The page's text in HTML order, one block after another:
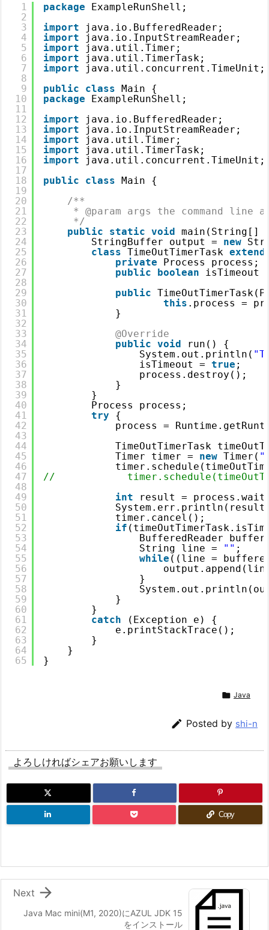
1
2
3
4
5
6
7
8
9
10
11
12
13
14
15
16
17
18
19
20
21
22
23
24
25
26
27
28
29
30
31
32
33
34
35
36
37
38
39
40
41
42
43
44
45
46
47
48
49
50
51
52
53
54
55
56
57
58
59
60
61
62
63
64
65
package
ExampleRunShell;
import
java.io.BufferedReader;
import
java.io.InputStreamReader;
import
java.util.Timer;
import
java.util.TimerTask;
import
java.util.concurrent.TimeUnit;
public
class Main {
package
ExampleRunShell;
import
java.io.BufferedReader;
import
java.io.InputStreamReader;
import
java.util.Timer;
import
java.util.TimerTask;
import
java.util.concurrent.TimeUnit;
public
class Main {
/**
* @param args the command line
*/
public
static void main(String[]
StringBuffer output = new
class TimeOutTimerTask
private
Process process;
public
boolean
isTimeout
public
this .process =
}
@Override
public void
run() {
System.out.println(
isTimeout = true ;
process.destroy();
}
}
Process process;
try
{
process =
TimeOutTimerTask
Timer timer = new Timer(
//
int
result =
timer.cancel();
if
BufferedReader
String line =
"" ;
while ((line =
}
}
}
catch
(Exception e) {
e.printStackTrace();
}
}
}
 Java
 Posted by shi-n
よろしければシェアお願いします
Copy
Java Mac mini(M1, 2020)にAZUL JDK 15
をインストール

Next